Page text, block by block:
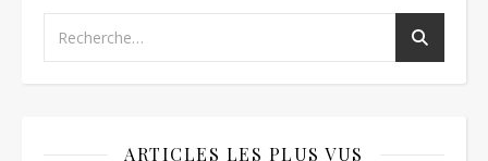
ARTICLES LES PLUS VUS